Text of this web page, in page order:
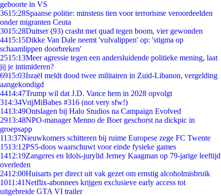
geboorte in VS
3615:28Spaanse politie: minstens tien voor terrorisme veroordeelden
onder migranten Ceuta
3015:28Duitser (93) crasht met quad tegen boom, vier gewonden
4415:15Dikke Van Dale neemt 'vulvalippen' op: 'stigma op
schaamlippen doorbreken'
2515:13Meer agressie tegen een andersluidende politieke mening, laat
jij je intimideren?
6915:03Israël meldt dood twee militairen in Zuid-Libanon, vergelding
aangekondigd
4414:47Trump wil dat J.D. Vance hem in 2028 opvolgt
314:34VrijMiBabes #316 (not very sfw!)
1413:49Ontslagen bij Halo Studios na Campaign Evolved
2913:48NPO-manager Menno de Boer geschorst na dickpic in
groepsapp
113:37Nieuwkomers schitteren bij ruime Europese zege FC Twente
1513:12PS5-doos waarschuwt voor einde fysieke games
1412:19Zangeres en Idols-jurylid Jerney Kaagman op 79-jarige leeftijd
overleden
2412:00Huisarts per direct uit vak gezet om ernstig alcoholmisbruik
1011:41Netflix-abonnees krijgen exclusieve early access tot
uitgebreide GTA VI trailer